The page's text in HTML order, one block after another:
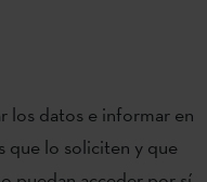
los datos e informar en
que lo soliciten y que